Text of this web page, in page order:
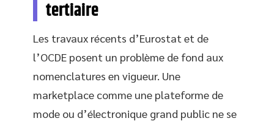
tertiaire
Les travaux récents d’Eurostat et de
l’OCDE posent un problème de fond aux
nomenclatures en vigueur. Une
marketplace comme une plateforme de
mode ou d’électronique grand public ne se